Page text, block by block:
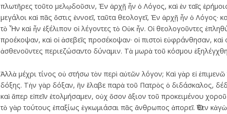
πλωτῆρες τοῦτο μελῳδοῦσιν, Ἐν ἀρχῇ ἦν ὁ Λόγος, καὶ ἐν ταῖς ἐρήμοις,
μεγάλοι καὶ πᾶς ὅστις ἐννοεῖ, ταῦτα θεολογεῖ, Ἐν ἀρχῇ ἦν ὁ
τὸ Ἦν καὶ ἦν ἐξέλιπον οἱ λέγοντες τὸ Οὐκ ἦν. Οἱ θεολογοῦντες
προέκοψαν, καὶ οἱ ἀσεβεῖς προσέκοψαν· οἱ πιστοὶ εὐφράνθησαν,
ἀσθενοῦντες περιεζώσαντο δύναμιν. Τὰ μωρὰ τοῦ κόσμου
Ἀλλὰ μέχρι τίνος οὐ στήσω τὸν περὶ αὐτῶν λόγον; Καὶ γὰρ εἰ
δόξης. Τὴν γὰρ δόξαν, ἣν ἔλαβε παρὰ τοῦ Πατρὸς ὁ διδάσκαλος,
καὶ ἅπερ εἰπεῖν ἐτολμήσαμεν, οὐχ ὅσον ἄξιον τοῦ προκειμένου
τὸ γὰρ τούτους ἐπαξίως ἐγκωμιάσαι πᾶς ἄνθρωπος ἀπορεῖ. Ὅθεν